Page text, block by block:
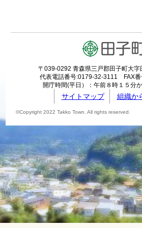
〒039-0292 青森県三戸郡田子町大字
代表電話番号:0179-32-3111 FAX
開庁時間(平日）：午前８時１５分
サイトマップ 組織か
©Copyright 2022 Takko Town. All rights reserved.